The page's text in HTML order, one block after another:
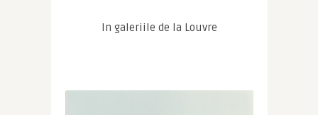
In galeriile de la Louvre